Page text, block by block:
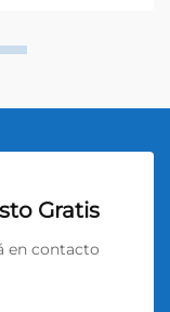
Gratis
en contacto